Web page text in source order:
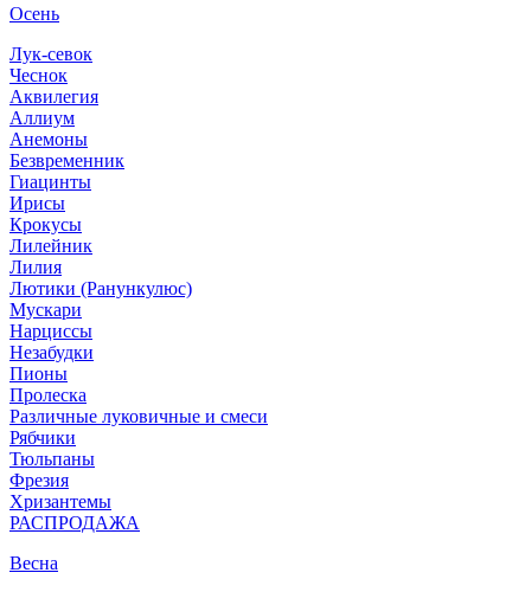
Осень
Лук-севок
Чеснок
Аквилегия
Аллиум
Анемоны
Безвременник
Гиацинты
Ирисы
Крокусы
Лилейник
Лилия
Лютики (Ранункулюс)
Мускари
Нарцисcы
Незабудки
Пионы
Пролеска
Различные луковичные и смеси
Рябчики
Тюльпаны
Фрезия
Хризантемы
РАСПРОДАЖА
Весна